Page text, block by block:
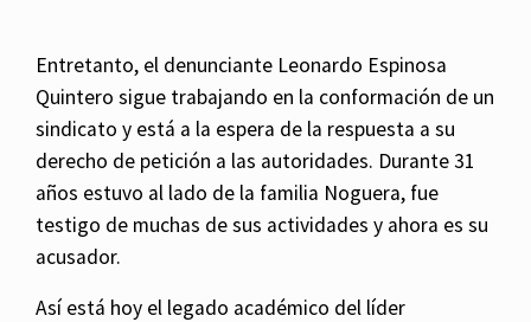
Entretanto, el denunciante Leonardo Espinosa
Quintero sigue trabajando en la conformación de un
sindicato y está a la espera de la respuesta a su
derecho de petición a las autoridades. Durante 31
años estuvo al lado de la familia Noguera, fue
testigo de muchas de sus actividades y ahora es su
acusador.
Así está hoy el legado académico del líder